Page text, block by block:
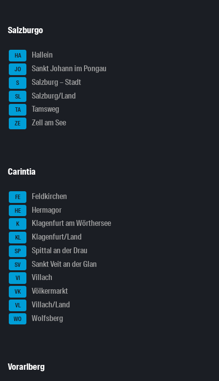
Salzburgo
HA Hallein
JO Sankt Johann im Pongau
S Salzburg – Stadt
SL Salzburg/Land
TA Tamsweg
ZE Zell am See
Carintia
FE Feldkirchen
HE Hermagor
K Klagenfurt am Wörthersee
KL Klagenfurt/Land
SP Spittal an der Drau
SV Sankt Veit an der Glan
VI Villach
VK Völkermarkt
VL Villach/Land
WO Wolfsberg
Vorarlberg